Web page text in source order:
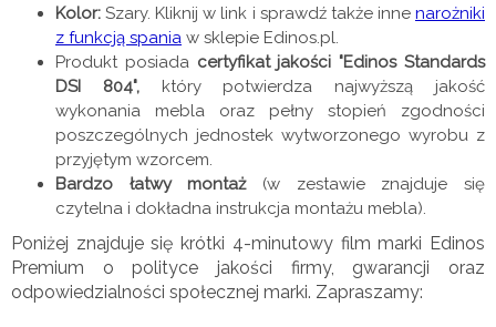
Kolor: Szary. Kliknij w link i sprawdź także inne narożniki
z funkcją spania w sklepie Edinos.pl.
Produkt posiada certyfikat jakości "Edinos Standards
DSI 804",który potwierdza najwyższą jakość
wykonania mebla oraz pełny stopień zgodności
poszczególnych jednostek wytworzonego wyrobu z
przyjętym wzorcem.
Bardzo łatwy montaż (w zestawie znajduje się
czytelna i dokładna instrukcja montażu mebla).
Poniżej znajduje się krótki 4-minutowy film marki Edinos
Premium o polityce jakości firmy, gwarancji oraz
odpowiedzialności społecznej marki. Zapraszamy: